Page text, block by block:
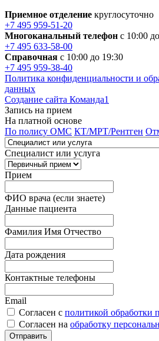
Приемное отделение круглосуточно
+7 495 959-51-20
Многоканальный телефон с 10:00
+7 495 633-58-00
Справочная с 10:00 до 19:30
+7 495 959-38-40
Политика конфиденциальности и
данных
Создание сайта Команда1
Запись на прием
На платной основе
По полису ОМС КТ/МРТ/Рентген
Специалист или услуга
Прием
ФИО врача (если знаете)
Данные пациента
Фамилия Имя Отчество
Дата рождения
Контактные телефоны
Email
Согласен с политикой обработки
Согласен на обработку